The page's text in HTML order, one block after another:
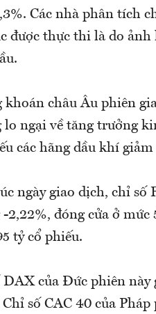
Các nhà phân tích
được thực thi là do
khoán châu Âu phiên
lo ngại về tăng trưởng
các hãng dầu khí
ngày giao dịch, chỉ số
-2,22%, đóng cửa ở
tỷ cổ phiếu.
DAX của Đức phiên này
số CAC 40 của